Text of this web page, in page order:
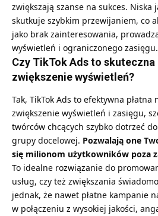
zwiększają szanse na sukces. Niska
skutkuje szybkim przewijaniem, co
jako brak zainteresowania,
wyświetleń i ograniczonego zasięgu.
Czy TikTok Ads to skuteczna
zwiększenie wyświetleń?
Tak, TikTok Ads to efektywna płatna
zwiększenie wyświetleń i zasięgu,
twórców chcących szybko dotrzeć
grupy docelowej. Pozwalają one
się milionom użytkowników poza
To idealne rozwiązanie do
usług, czy też zwiększania
jednak, że nawet płatne kampanie
w połączeniu z wysokiej jakości,